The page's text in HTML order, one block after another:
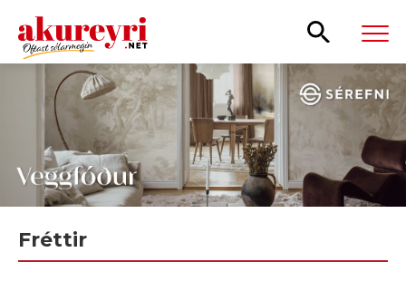
Leita
Fréttir